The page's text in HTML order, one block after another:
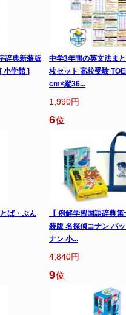
辞典新装版
小学館 ]
中学3年間の英文法ま
枚セット 高校受験
cm×縦36...
1,990円
ば・ぶん
6位
【 例解学習国語辞典
装版 名探偵コナン バ
ナン 小...
4,840円
9位